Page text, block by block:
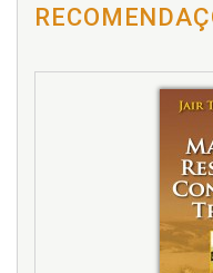
109
Indústria 4.0.
teletrabalho
Indústria 4.0.
Inteligência
inteligência
Introdução, p. 11